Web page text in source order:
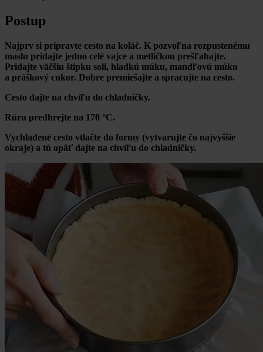
Postup
Najprv si pripravte cesto na koláč. K pozvoľna rozpustenému
maslu pridajte jedno celé vajce a metličkou prešľahajte.
Pridajte väčšiu štipku soli, hladkú múku, mandľovú múku
a práškový cukor. Dobre premiešajte a spracujte na cesto.
Cesto dajte na chvíľu do chladničky.
Rúru predhrejte na 170 °C.
Vychladené cesto vtlačte do formy (vytvarujte čo najvyššie
okraje) a tú opäť dajte na chvíľu do chladničky.